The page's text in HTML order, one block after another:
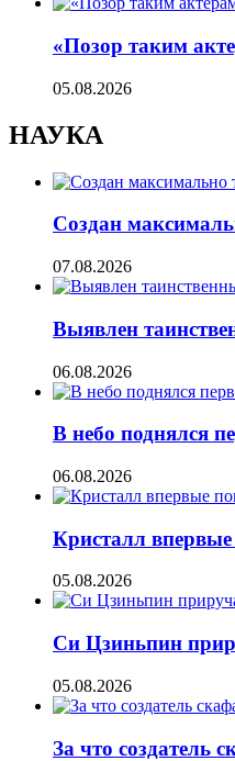
«Позор таким
05.08.2026
НАУКА
Создан
07.08.2026
Выявлен
06.08.2026
В небо поднялся
06.08.2026
Кристалл впервые
05.08.2026
Си Цзиньпин
05.08.2026
За что создатель